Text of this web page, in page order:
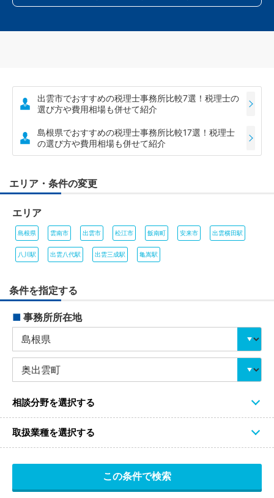
出雲市でおすすめの税理士事務所比較7選！税理士の
選び方や費用相場も併せて紹介
島根県でおすすめの税理士事務所比較17選！税理士
の選び方や費用相場も併せて紹介
エリア・条件の変更
エリア
島根県 雲南市 出雲市 松江市 飯南町 安来市 出雲横田駅
八川駅 出雲八代駅 出雲三成駅 亀嵩駅
条件を指定する
■ 事務所所在地
相談分野を選択する
取扱業種を選択する